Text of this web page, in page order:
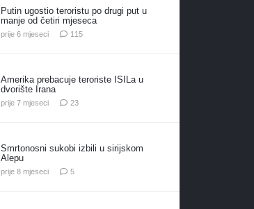
Putin ugostio teroristu po drugi put u
manje od četiri mjeseca
prije 6 mjeseci 115komentara
Amerika prebacuje teroriste ISILa u
dvorište Irana
prije 7 mjeseci 23komentara
Smrtonosni sukobi izbili u sirijskom
Alepu
prije 8 mjeseci 5komentara